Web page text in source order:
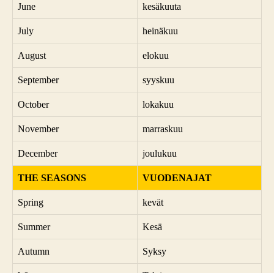
June kesäkuuta
July heinäkuu
August elokuu
September syyskuu
October lokakuu
November marraskuu
December joulukuu
THE SEASONS VUODENAJAT
Spring kevät
Summer Kesä
Autumn Syksy